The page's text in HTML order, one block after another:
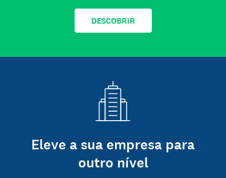
DESCOBRIR
Eleve a sua empresa para
outro nível